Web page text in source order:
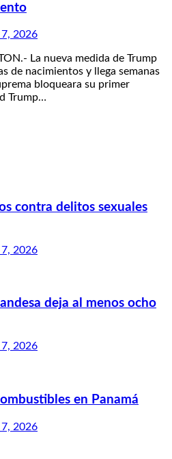
2026
La nueva medida de Trump
de nacimientos y llega semanas
bloqueara su primer
Trump…
contra delitos sexuales
2026
deja al menos ocho
2026
en Panamá
2026